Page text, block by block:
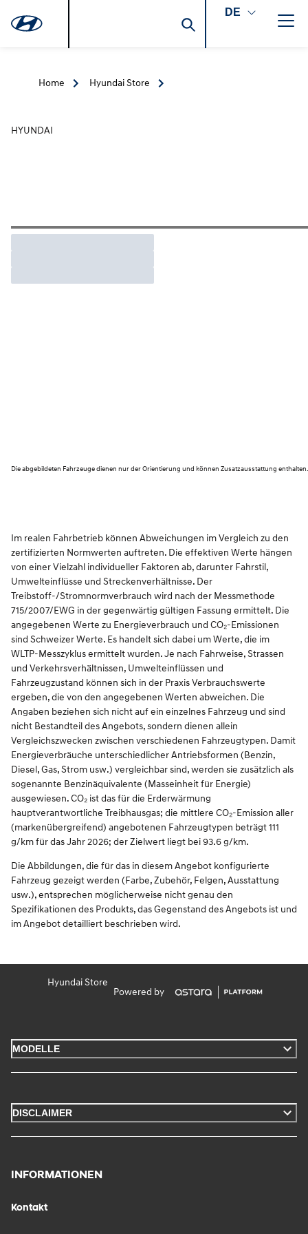
DE
Home Hyundai Store
HYUNDAI
Die abgebildeten Fahrzeuge dienen nur der Orientierung und können Zusatzausstattung enthalten.
Im realen Fahrbetrieb können Abweichungen im Vergleich zu den
zertifizierten Normwerten auftreten. Die effektiven Werte hängen
von einer Vielzahl individueller Faktoren ab, darunter Fahrstil,
Umwelteinflüsse und Streckenverhältnisse. Der
Treibstoff-/Stromnormverbrauch wird nach der Messmethode
715/2007/EWG in der gegenwärtig gültigen Fassung ermittelt. Die
angegebenen Werte zu Energieverbrauch und CO₂-Emissionen
sind Schweizer Werte. Es handelt sich dabei um Werte, die im
WLTP-Messzyklus ermittelt wurden. Je nach Fahrweise, Strassen
und Verkehrsverhältnissen, Umwelteinflüssen und
Fahrzeugzustand können sich in der Praxis Verbrauchswerte
ergeben, die von den angegebenen Werten abweichen. Die
Angaben beziehen sich nicht auf ein einzelnes Fahrzeug und sind
nicht Bestandteil des Angebots, sondern dienen allein
Vergleichszwecken zwischen verschiedenen Fahrzeugtypen. Damit
Energieverbräuche unterschiedlicher Antriebsformen (Benzin,
Diesel, Gas, Strom usw.) vergleichbar sind, werden sie zusätzlich als
sogenannte Benzinäquivalente (Masseinheit für Energie)
ausgewiesen. CO₂ ist das für die Erderwärmung
hauptverantwortliche Treibhausgas; die mittlere CO₂-Emission aller
(markenübergreifend) angebotenen Fahrzeugtypen beträgt 111
g/km für das Jahr 2026; der Zielwert liegt bei 93.6 g/km.
Die Abbildungen, die für das in diesem Angebot konfigurierte
Fahrzeug gezeigt werden (Farbe, Zubehör, Felgen, Ausstattung
usw.), entsprechen möglicherweise nicht genau den
Spezifikationen des Produkts, das Gegenstand des Angebots ist und
im Angebot detailliert beschrieben wird.
Hyundai Store
Powered by
MODELLE
DISCLAIMER
INFORMATIONEN
Kontakt